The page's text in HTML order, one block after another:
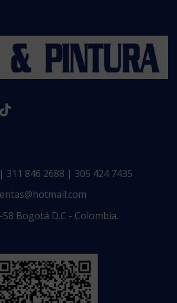
311 846 2688 | 305 424 7435
58 Bogotá D.C - Colombia.